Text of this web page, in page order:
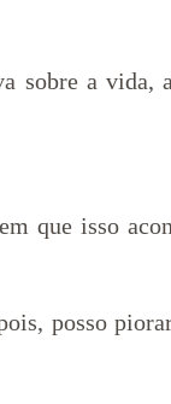
sobre a vida,
que isso
posso